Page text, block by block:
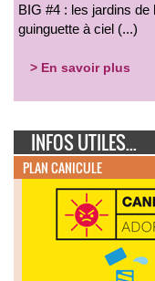
BIG #4 : les jardins de
guinguette à ciel (...)
> En savoir plus
INFOS UTILES...
PLAN CANICULE